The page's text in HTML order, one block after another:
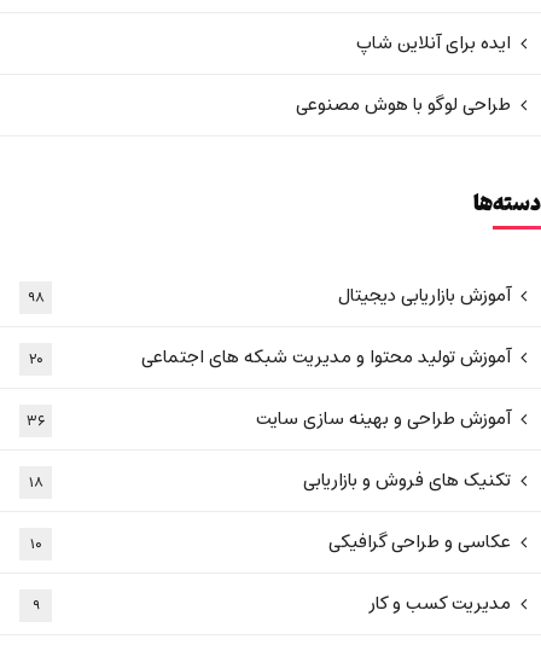
ایده برای آنلاین شاپ
طراحی لوگو با هوش مصنوعی
دسته‌ها
آموزش بازاریابی دیجیتال ۹۸
آموزش تولید محتوا و مدیریت شبکه های اجتماعی ۲۰
آموزش طراحی و بهینه سازی سایت ۳۶
تکنیک های فروش و بازاریابی ۱۸
عکاسی و طراحی گرافیکی ۱۰
مدیریت کسب و کار ۹